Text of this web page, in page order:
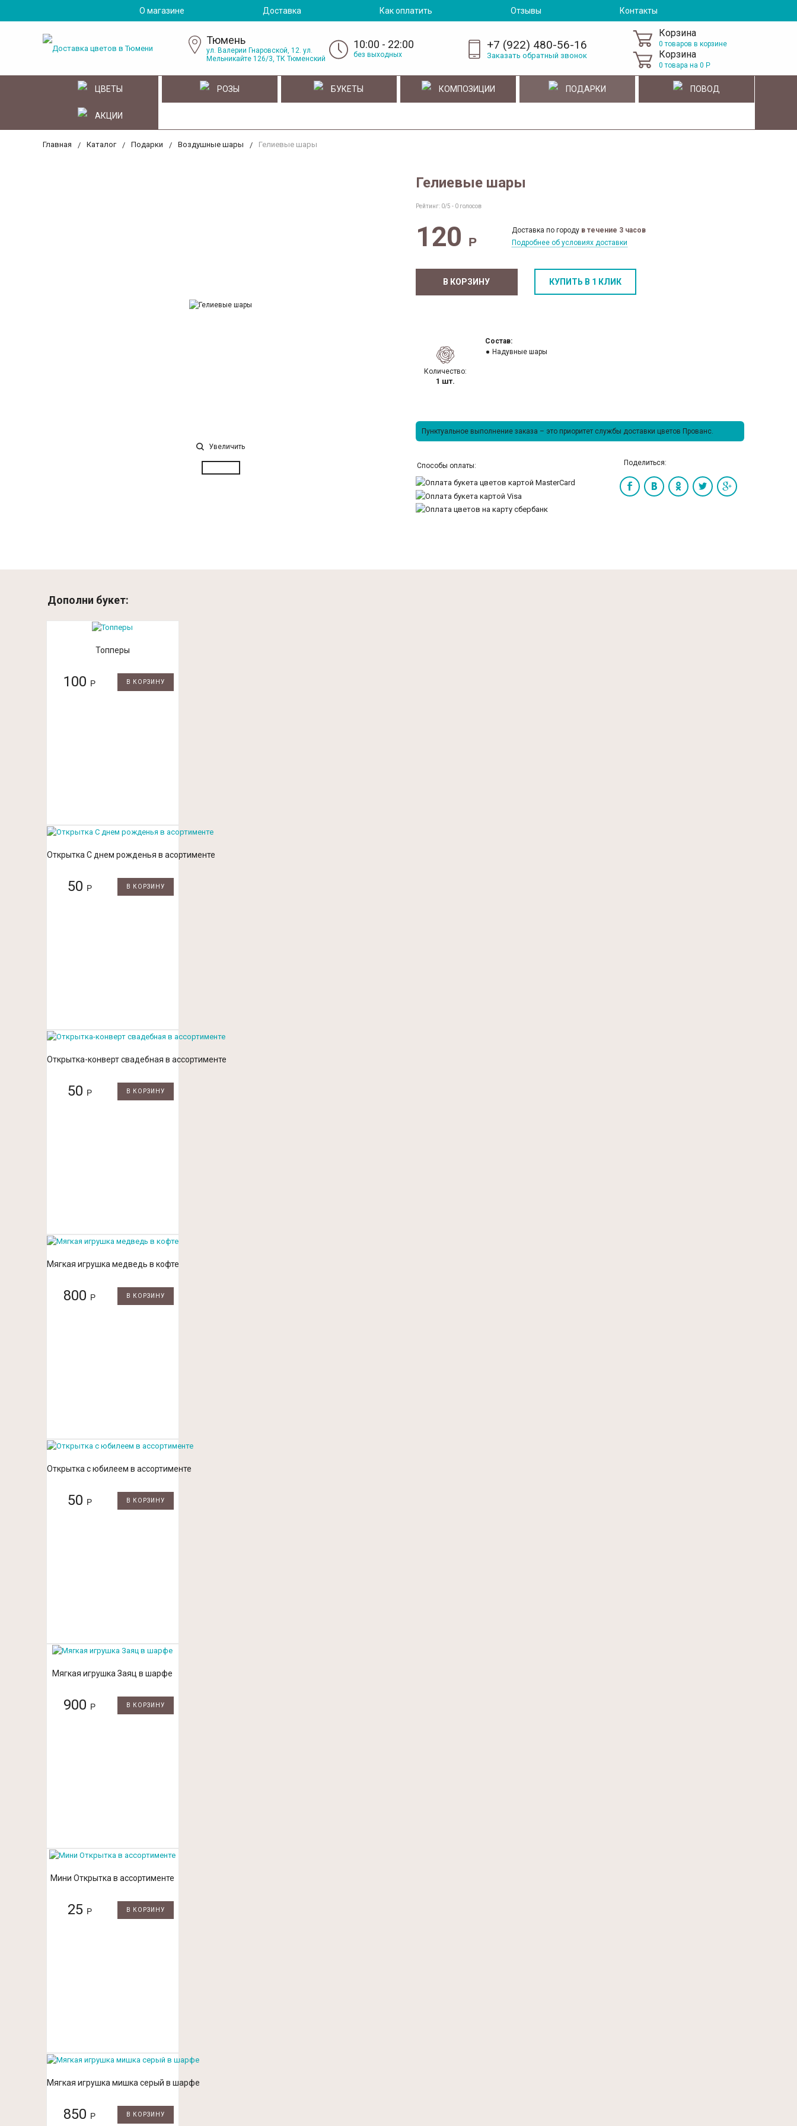
О магазине Доставка Как оплатить Отзывы Контакты
Тюмень
ул. Валерии Гнаровской, 12. ул.
Мельникайте 126/3, ТК Тюменский
10:00 - 22:00
без выходных
+7 (922) 480-56-16
Заказать обратный звонок
Корзина
0 товаров в корзине
Корзина
0 товара на 0 Р
ЦВЕТЫ РОЗЫ БУКЕТЫ КОМПОЗИЦИИ ПОДАРКИ ПОВОД
АКЦИИ
Главная Каталог Подарки Воздушные шары Гелиевые шары
Увеличить
Гелиевые шары
Рейтинг: 0/5 - 0 голосов
120 Р
Доставка по городу в течение 3 часов
Подробнее об условиях доставки
В КОРЗИНУ КУПИТЬ В 1 КЛИК
Количество:
1 шт.
Состав:
Надувные шары
Пунктуальное выполнение заказа – это приоритет службы доставки цветов Прованс.
Способы оплаты: Поделиться:
Дополни букет:
Топперы
100 Р В КОРЗИНУ
Открытка С днем рожденья в асортименте
50 Р В КОРЗИНУ
Открытка-конверт свадебная в ассортименте
50 Р В КОРЗИНУ
Мягкая игрушка медведь в кофте
800 Р В КОРЗИНУ
Открытка с юбилеем в ассортименте
50 Р В КОРЗИНУ
Мягкая игрушка Заяц в шарфе
900 Р В КОРЗИНУ
Мини Открытка в ассортименте
25 Р В КОРЗИНУ
Мягкая игрушка мишка серый в шарфе
850 Р В КОРЗИНУ